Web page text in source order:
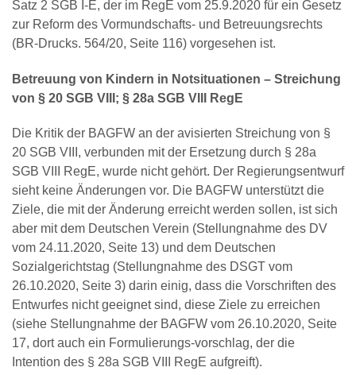
Satz 2 SGB I-E, der im RegE vom 25.9.2020 für ein Gesetz
zur Reform des Vormundschafts- und Betreuungsrechts
(BR-Drucks. 564/20, Seite 116) vorgesehen ist.
Betreuung von Kindern in Notsituationen – Streichung
von § 20 SGB VIII; § 28a SGB VIII RegE
Die Kritik der BAGFW an der avisierten Streichung von §
20 SGB VIII, verbunden mit der Ersetzung durch § 28a
SGB VIII RegE, wurde nicht gehört. Der Regierungsentwurf
sieht keine Änderungen vor. Die BAGFW unterstützt die
Ziele, die mit der Änderung erreicht werden sollen, ist sich
aber mit dem Deutschen Verein (Stellungnahme des DV
vom 24.11.2020, Seite 13) und dem Deutschen
Sozialgerichtstag (Stellungnahme des DSGT vom
26.10.2020, Seite 3) darin einig, dass die Vorschriften des
Entwurfes nicht geeignet sind, diese Ziele zu erreichen
(siehe Stellungnahme der BAGFW vom 26.10.2020, Seite
17, dort auch ein Formulierungs-vorschlag, der die
Intention des § 28a SGB VIII RegE aufgreift).